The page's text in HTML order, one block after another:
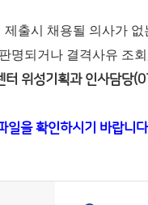
출시 채용될 의사가 없
명되거나 결격사유 조
터 위성기획과 인사담
일을 확인하시기 바랍니